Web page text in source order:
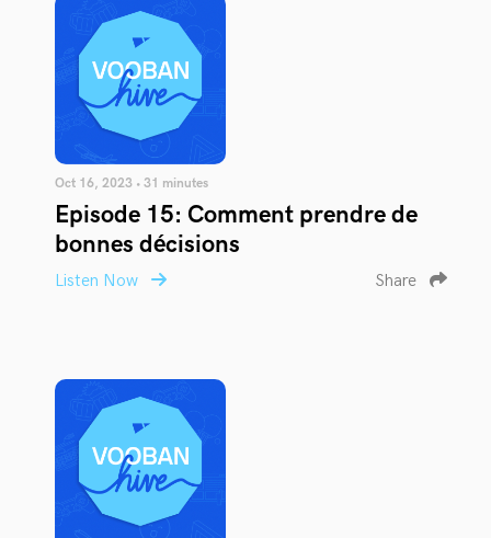
Oct 16, 2023 • 31 minutes
Episode 15: Comment prendre de
bonnes décisions
Listen Now Share